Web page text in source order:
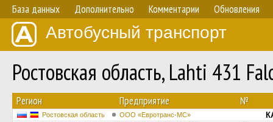
База данных Дополнительно Комментарии Обновления
Автобусный транспорт
Ростовская область, Lahti 431
Регион Предприятие №
Ростовская область ООО «Евротранс-МС»